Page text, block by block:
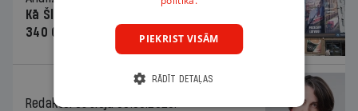
Kā Šlesera partija palika nesodīta par
340 000 vērtu reklāmas kampaņu
Redaktores sleja
PIEKRIST VISĀM
RĀDĪT DETAĻAS